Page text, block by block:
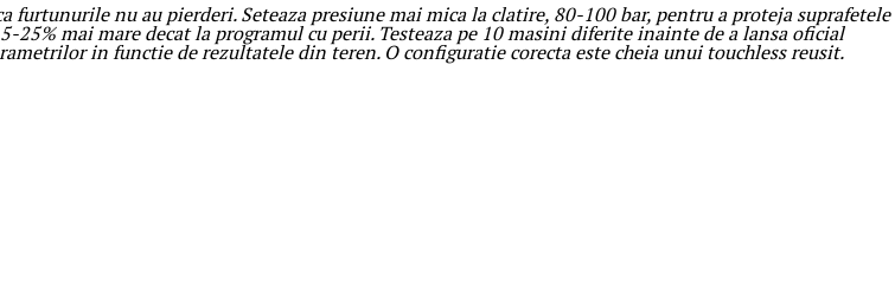
furtunurile nu au pierderi. Seteaza presiune mai mica la clatire, 80-100 bar, pentru a proteja suprafetele
25% mai mare decat la programul cu perii. Testeaza pe 10 masini diferite inainte de a lansa oficial
in functie de rezultatele din teren. O configuratie corecta este cheia unui touchless reusit.